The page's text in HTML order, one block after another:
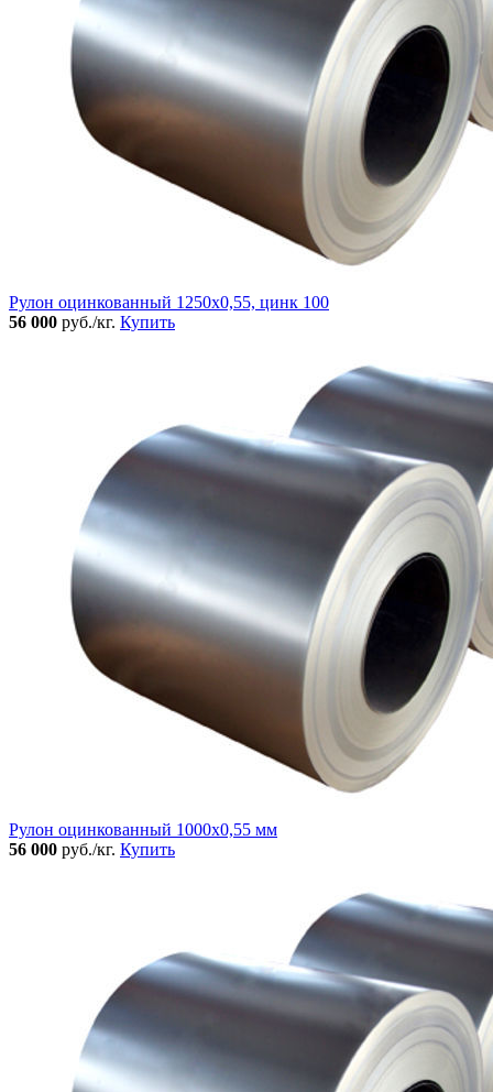
Рулон оцинкованный 1250х0,55, цинк 100
56 000 руб./кг. Купить
Рулон оцинкованный 1000х0,55 мм
56 000 руб./кг. Купить